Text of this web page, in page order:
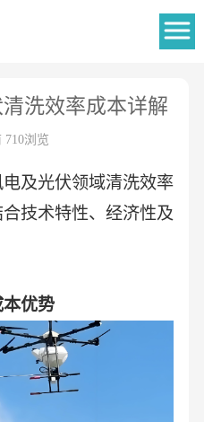
洗效率成本详解
710浏览
及光伏领域清洗效率
技术特性、经济性及
优势